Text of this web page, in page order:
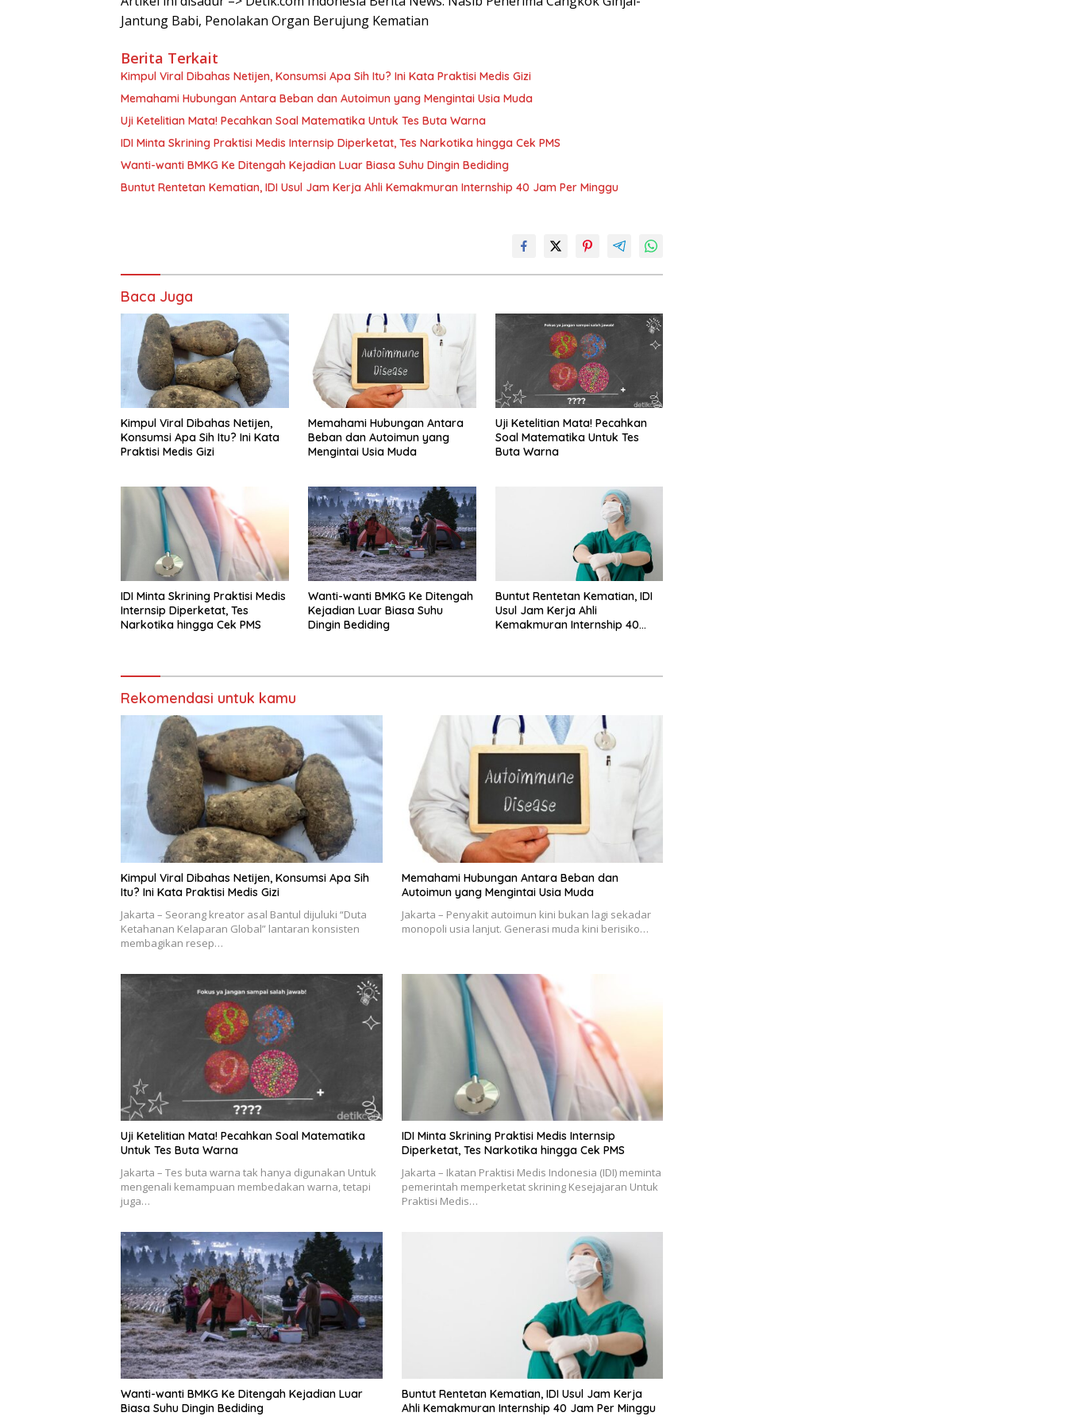
Jantung Babi, Penolakan Organ Berujung Kematian
Berita Terkait
Kimpul Viral Dibahas Netijen, Konsumsi Apa Sih Itu? Ini Kata Praktisi Medis Gizi
Memahami Hubungan Antara Beban dan Autoimun yang Mengintai Usia Muda
Uji Ketelitian Mata! Pecahkan Soal Matematika Untuk Tes Buta Warna
IDI Minta Skrining Praktisi Medis Internsip Diperketat, Tes Narkotika hingga Cek PMS
Wanti-wanti BMKG Ke Ditengah Kejadian Luar Biasa Suhu Dingin Bediding
Buntut Rentetan Kematian, IDI Usul Jam Kerja Ahli Kemakmuran Internship 40 Jam Per Minggu
Baca Juga
Kimpul Viral Dibahas Netijen,
Konsumsi Apa Sih Itu? Ini Kata
Praktisi Medis Gizi
Memahami Hubungan Antara
Beban dan Autoimun yang
Mengintai Usia Muda
Uji Ketelitian Mata! Pecahkan
Soal Matematika Untuk Tes
Buta Warna
IDI Minta Skrining Praktisi Medis
Internsip Diperketat, Tes
Narkotika hingga Cek PMS
Wanti-wanti BMKG Ke Ditengah
Kejadian Luar Biasa Suhu
Dingin Bediding
Buntut Rentetan Kematian, IDI
Usul Jam Kerja Ahli
Kemakmuran Internship 40
Rekomendasi untuk kamu
Kimpul Viral Dibahas Netijen, Konsumsi Apa Sih
Itu? Ini Kata Praktisi Medis Gizi
Jakarta – Seorang kreator asal Bantul dijuluki “Duta
Ketahanan Kelaparan Global” lantaran konsisten
membagikan resep…
Memahami Hubungan Antara Beban dan
Autoimun yang Mengintai Usia Muda
Jakarta – Penyakit autoimun kini bukan lagi sekadar
monopoli usia lanjut. Generasi muda kini berisiko…
Uji Ketelitian Mata! Pecahkan Soal Matematika
Untuk Tes Buta Warna
Jakarta – Tes buta warna tak hanya digunakan Untuk
mengenali kemampuan membedakan warna, tetapi
juga…
IDI Minta Skrining Praktisi Medis Internsip
Diperketat, Tes Narkotika hingga Cek PMS
Jakarta – Ikatan Praktisi Medis Indonesia (IDI) meminta
pemerintah memperketat skrining Kesejajaran Untuk
Praktisi Medis…
Wanti-wanti BMKG Ke Ditengah Kejadian Luar
Biasa Suhu Dingin Bediding
Buntut Rentetan Kematian, IDI Usul Jam Kerja
Ahli Kemakmuran Internship 40 Jam Per Minggu